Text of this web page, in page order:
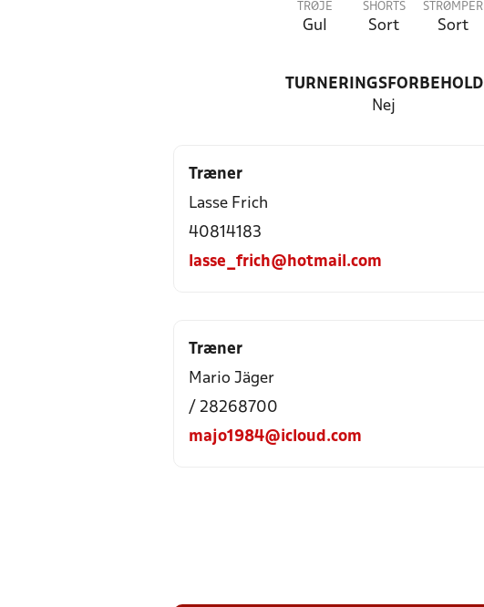
TRØJE
Gul
SHORTS
Sort
STRØMPER
Sort
TURNERINGSFORBEHOLD
Nej
Træner
Lasse Frich
40814183
lasse_frich@hotmail.com
Træner
Mario Jäger
/ 28268700
majo1984@icloud.com